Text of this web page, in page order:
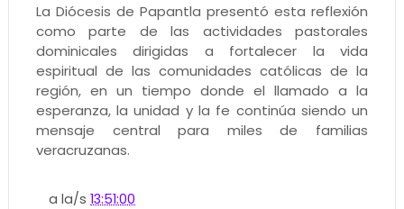
La Diócesis de Papantla presentó esta reflexión
como parte de las actividades pastorales
dominicales dirigidas a fortalecer la vida
espiritual de las comunidades católicas de la
región, en un tiempo donde el llamado a la
esperanza, la unidad y la fe continúa siendo un
mensaje central para miles de familias
veracruzanas.
a la/s13:51:00